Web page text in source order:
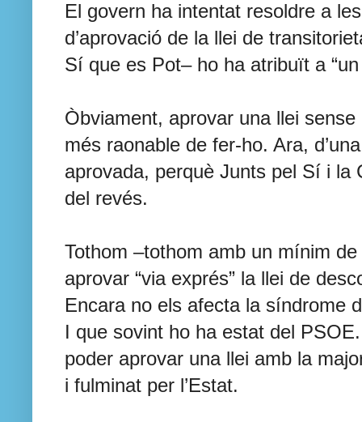
El govern ha intentat resoldre a
d’aprovació de la llei de
Sí que es Pot– ho ha atribuït a
Òbviament, aprovar una llei
més raonable de fer-ho. Ara,
aprovada, perquè Junts pel Sí i la
del revés.
Tothom –tothom amb un mínim
aprovar “via exprés” la llei de
Encara no els afecta la síndrome
I que sovint ho ha estat del
poder aprovar una llei amb la
i fulminat per l’Estat.